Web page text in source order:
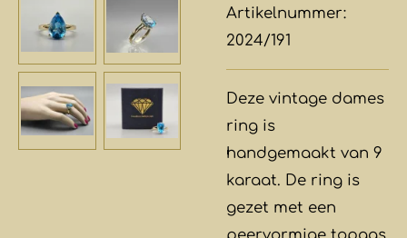
Artikelnummer:
2024/191
Deze vintage dames
ring is
handgemaakt van 9
karaat. De ring is
gezet met een